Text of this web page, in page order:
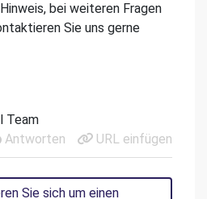
bei weiteren Fragen
Sie uns gerne
Team
Antworten
URL einfügen
Sie sich um einen